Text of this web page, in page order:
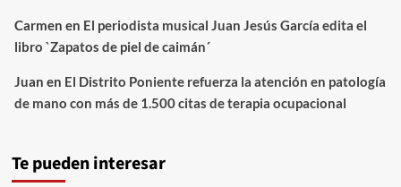
Carmen en El periodista musical Juan Jesús García edita el
libro `Zapatos de piel de caimán´
Juan en El Distrito Poniente refuerza la atención en patología
de mano con más de 1.500 citas de terapia ocupacional
Te pueden interesar